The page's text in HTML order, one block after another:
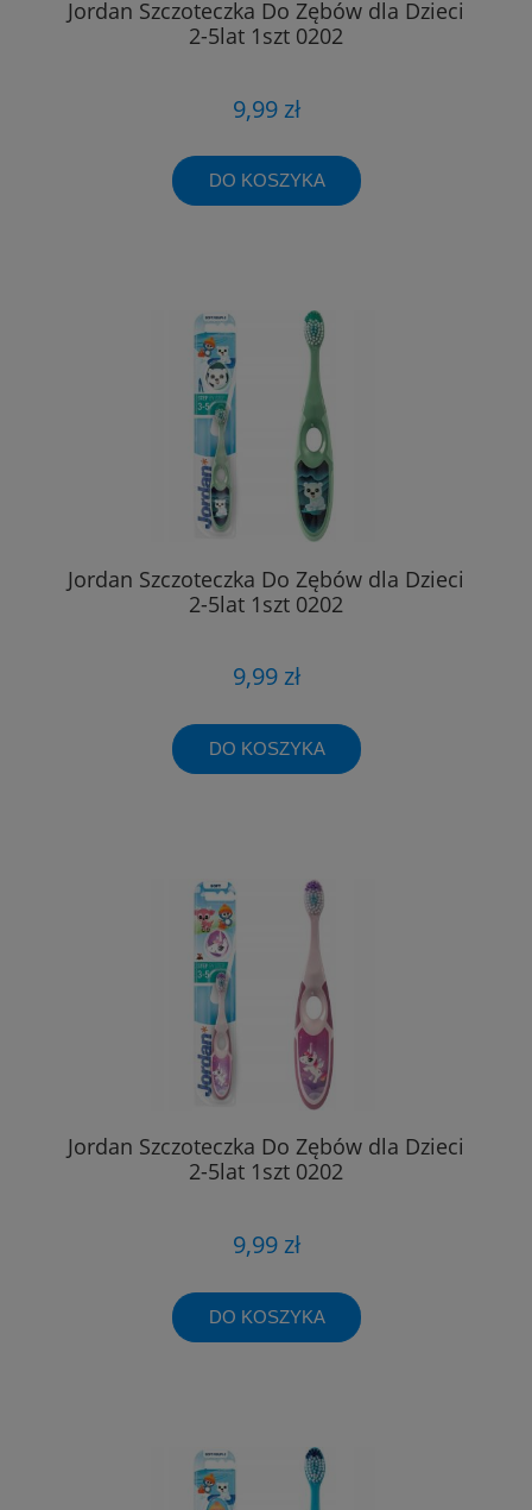
Jordan Szczoteczka Do Zębów dla Dzieci
2-5lat 1szt 0202
9,99 zł
DO KOSZYKA
Jordan Szczoteczka Do Zębów dla Dzieci
2-5lat 1szt 0202
9,99 zł
DO KOSZYKA
Jordan Szczoteczka Do Zębów dla Dzieci
2-5lat 1szt 0202
9,99 zł
DO KOSZYKA